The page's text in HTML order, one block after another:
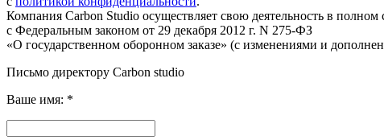
Компания Carbon Studio осуществляет свою деятельность в полном
с Федеральным законом от 29 декабря 2012 г. N 275-ФЗ
«О государственном оборонном заказе» (с изменениями и
Письмо директору Carbon studio
Ваше имя: *